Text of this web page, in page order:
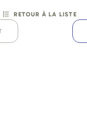
RETOUR À LA LISTE